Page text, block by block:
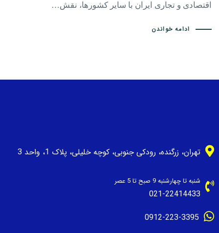
اقتصادی و تجاری ایران با سایر کشورها، نقش…
ادامه خواندن
تهران، زرگنده، رودکی جنوبی، کوچه خلیلی، پلاک 1، واحد 3
شنبه تا چهارشنبه 9 صبح تا 5 عصر
021-22414433
0912-223-3395